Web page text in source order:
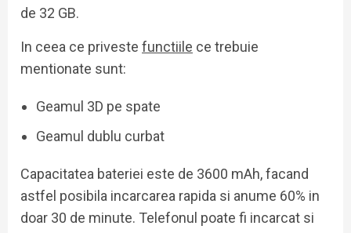
de 32 GB.
In ceea ce priveste functiile ce trebuie
mentionate sunt:
Geamul 3D pe spate
Geamul dublu curbat
Capacitatea bateriei este de 3600 mAh, facand
astfel posibila incarcarea rapida si anume 60% in
doar 30 de minute. Telefonul poate fi incarcat si